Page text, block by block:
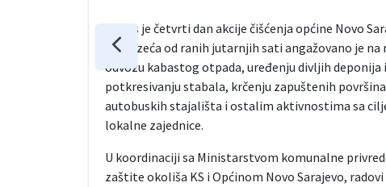
Danas je četvrti dan akcije čišćenja općine Novo
preduzeća od ranih jutarnjih sati angažovano je
odvozu kabastog otpada, uređenju divljih
potkresivanju stabala, krčenju zapuštenih
autobuskih stajališta i ostalim aktivnostima sa
lokalne zajednice.
U koordinaciji sa Ministarstvom komunalne
zaštite okoliša KS i Općinom Novo Sarajevo,